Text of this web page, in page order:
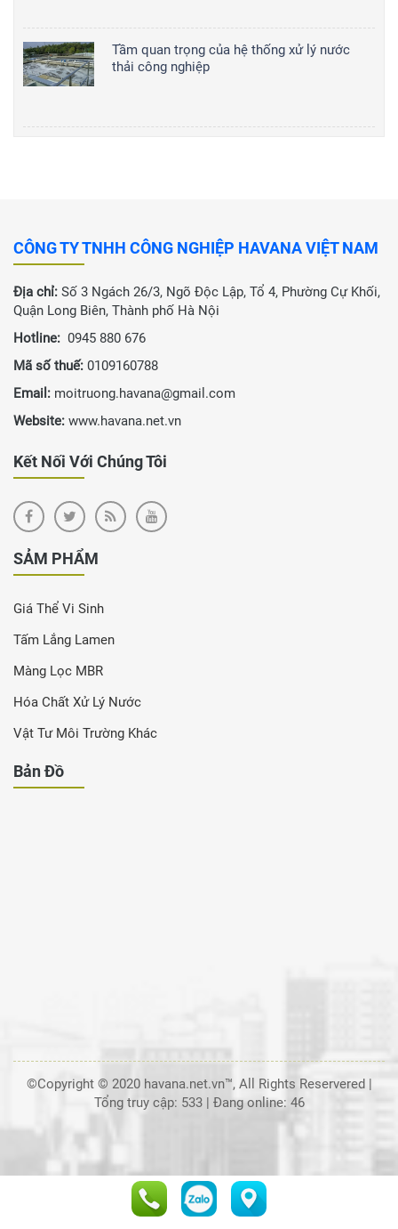
Tầm quan trọng của hệ thống xử lý nước
thải công nghiệp
CÔNG TY TNHH CÔNG NGHIỆP HAVANA VIỆT NAM
Địa chỉ: Số 3 Ngách 26/3, Ngõ Độc Lập, Tổ 4, Phường Cự Khối,
Quận Long Biên, Thành phố Hà Nội
Hotline: 0945 880 676
Mã số thuế: 0109160788
Email: moitruong.havana@gmail.com
Website: www.havana.net.vn
Kết Nối Với Chúng Tôi
SẢM PHẨM
Giá Thể Vi Sinh
Tấm Lắng Lamen
Màng Lọc MBR
Hóa Chất Xử Lý Nước
Vật Tư Môi Trường Khác
Bản Đồ
©Copyright © 2020 havana.net.vn™, All Rights Reservered |
Tổng truy cập: 533| Đang online: 46